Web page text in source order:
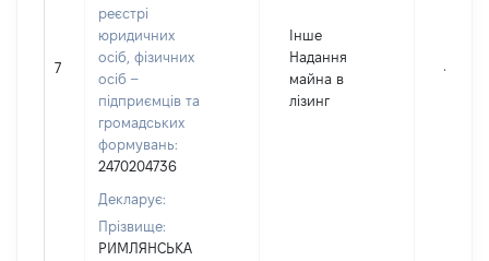
7
реєстрі
юридичних
осіб, фізичних
осіб –
підприємців та
громадських
формувань:
2470204736
Декларує:
Прізвище:
РИМЛЯНСЬКА
Інше
Надання
майна в
лізинг
4525